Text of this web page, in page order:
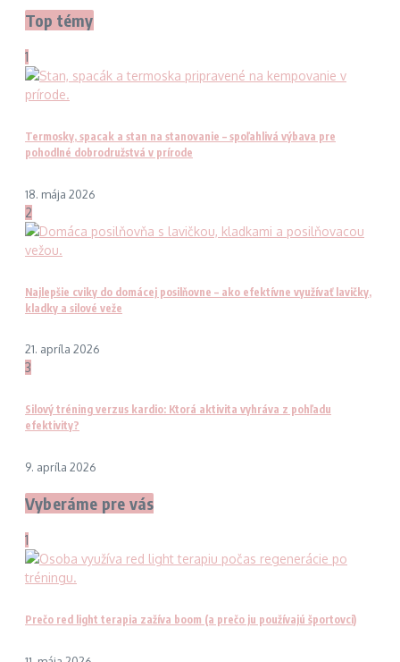
Top témy
1
Termosky, spacak a stan na stanovanie – spoľahlivá výbava pre
pohodlné dobrodružstvá v prírode
18. mája 2026
2
Najlepšie cviky do domácej posilňovne – ako efektívne využívať lavičky,
kladky a silové veže
21. apríla 2026
3
Silový tréning verzus kardio: Ktorá aktivita vyhráva z pohľadu
efektivity?
9. apríla 2026
Vyberáme pre vás
1
Prečo red light terapia zažíva boom (a prečo ju používajú športovci)